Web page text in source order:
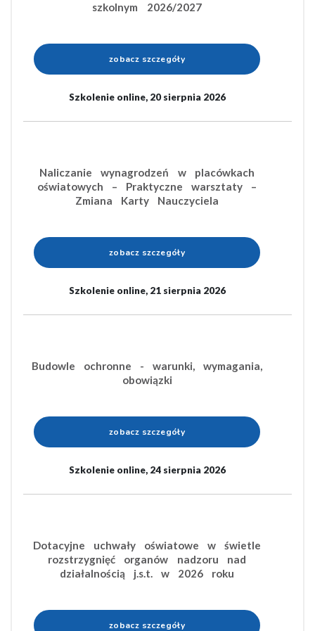
szkolnym 2026/2027
zobacz szczegóły
Szkolenie online, 20 sierpnia 2026
Naliczanie wynagrodzeń w placówkach
oświatowych – Praktyczne warsztaty –
Zmiana Karty Nauczyciela
zobacz szczegóły
Szkolenie online, 21 sierpnia 2026
Budowle ochronne - warunki, wymagania,
obowiązki
zobacz szczegóły
Szkolenie online, 24 sierpnia 2026
Dotacyjne uchwały oświatowe w świetle
rozstrzygnięć organów nadzoru nad
działalnością j.s.t. w 2026 roku
zobacz szczegóły